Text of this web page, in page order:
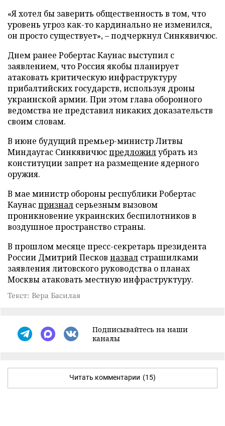
«Я хотел бы заверить общественность в том, что
уровень угроз как-то кардинально не изменился,
он просто существует», – подчеркнул Синкявичюс.
Днем ранее Робертас Каунас выступил с
заявлением, что Россия якобы планирует
атаковать критическую инфраструктуру
прибалтийских государств, используя дроны
украинской армии. При этом глава оборонного
ведомства не представил никаких доказательств
своим словам.
В июне будущий премьер-министр Литвы
Миндаугас Синкявичюспредложилубрать из
конституции запрет на размещение ядерного
оружия.
В мае министр обороны республики Робертас
Каунаспризнал серьезным вызовом
проникновение украинских беспилотников в
воздушное пространство страны.
В прошлом месяце пресс-секретарь президента
России Дмитрий Песков назвал страшилками
заявления литовского руководства о планах
Москвы атаковать местную инфраструктуру.
Текст: Вера Басилая
Подписывайтесь на наши
каналы
Читать комментарии (15)